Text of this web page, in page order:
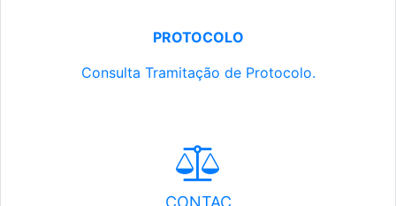
PROTOCOLO
Consulta Tramitação de Protocolo.
CONTAC